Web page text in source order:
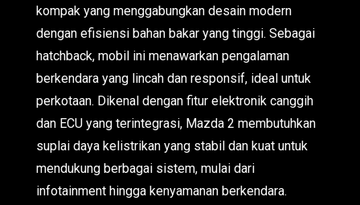
kompak yang menggabungkan desain modern
dengan efisiensi bahan bakar yang tinggi. Sebagai
hatchback, mobil ini menawarkan pengalaman
berkendara yang lincah dan responsif, ideal untuk
perkotaan. Dikenal dengan fitur elektronik canggih
dan ECU yang terintegrasi, Mazda 2 membutuhkan
suplai daya kelistrikan yang stabil dan kuat untuk
mendukung berbagai sistem, mulai dari
infotainment hingga kenyamanan berkendara.